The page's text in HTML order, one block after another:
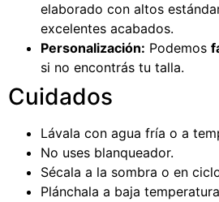
elaborado con altos
excelentes acabados.
Personalización: Podemos
si no encontrás tu talla.
Cuidados
Lávala con agua fría o a
No uses blanqueador.
Sécala a la sombra o en
Plánchala a baja